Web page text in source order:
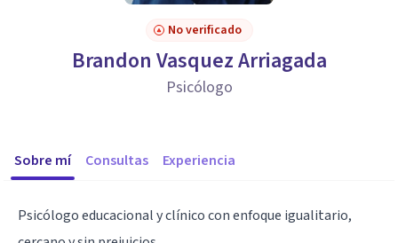
No verificado
Brandon Vasquez Arriagada
Psicólogo
Sobre mí Consultas Experiencia
Psicólogo educacional y clínico con enfoque igualitario,